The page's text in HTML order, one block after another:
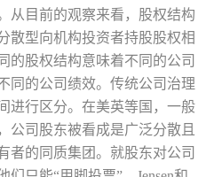
从目前的观察来看，股权结构
散型向机构投资者持股股权相
的股权结构意味着不同的公司
同的公司绩效。传统公司治理
进行区分。在美英等国，一般
公司股东被看成是广泛分散且
者的同质集团。就股东对公司